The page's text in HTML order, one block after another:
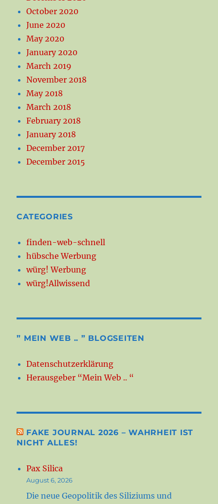
October 2020
June 2020
May 2020
January 2020
March 2019
November 2018
May 2018
March 2018
February 2018
January 2018
December 2017
December 2015
CATEGORIES
finden-web-schnell
hübsche Werbung
würg! Werbung
würg!Allwissend
” MEIN WEB .. ” BLOGSEITEN
Datenschutzerklärung
Herausgeber “Mein Web .. “
FAKE JOURNAL 2026 – WAHRHEIT IST
NICHT ALLES!
Pax Silica
August 6, 2026
Die neue Geopolitik des Siliziums und